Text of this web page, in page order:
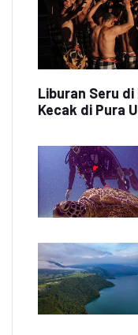
Liburan Seru
Kecak di Pura